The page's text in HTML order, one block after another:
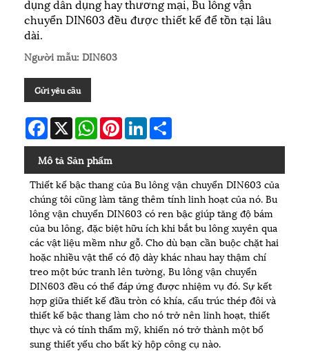
dụng dân dụng hay thương mại, Bu lông vận
chuyển DIN603 đều được thiết kế để tồn tại lâu
dài.
Người mẫu: DIN603
Gửi yêu cầu
Facebook
X WhatsAppPinterestLinkedIn
Mô tả Sản phẩm
Thiết kế bậc thang của Bu lông vận chuyển DIN603 của
chúng tôi cũng làm tăng thêm tính linh hoạt của nó. Bu
lông vận chuyển DIN603 có ren bậc giúp tăng độ bám
của bu lông, đặc biệt hữu ích khi bắt bu lông xuyên qua
các vật liệu mềm như gỗ. Cho dù bạn cần buộc chặt hai
hoặc nhiều vật thể có độ dày khác nhau hay thậm chí
treo một bức tranh lên tường, Bu lông vận chuyển
DIN603 đều có thể đáp ứng được nhiệm vụ đó. Sự kết
hợp giữa thiết kế đầu tròn có khía, cấu trúc thép đôi và
thiết kế bậc thang làm cho nó trở nên linh hoạt, thiết
thực và có tính thẩm mỹ, khiến nó trở thành một bổ
sung thiết yếu cho bất kỳ hộp công cụ nào.